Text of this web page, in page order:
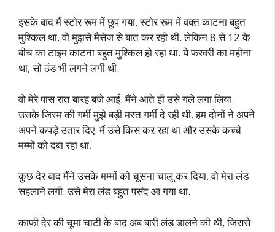
इसके बाद मैं स्टोर रूम में छुप गया. स्टोर रूम में वक्त काटना बहुत
मुश्किल था. वो मुझसे मैसेज से बात कर रही थी. लेकिन 8 से 12 के
बीच का टाइम काटना बहुत मुश्किल हो रहा था. ये फरवरी का महीना
था, सो ठंड भी लगने लगी थी.
वो मेरे पास रात बारह बजे आई. मैंने आते ही उसे गले लगा लिया.
उसके जिस्म की गर्मी मुझे बड़ी मस्त गर्मी दे रही थी. हम दोनों ने अपने
अपने कपड़े उतार दिए. मैं उसे किस कर रहा था और उसके कच्चे
मम्मों को दबा रहा था.
कुछ देर बाद मैंने उसके मम्मों को चूसना चालू कर दिया. वो मेरा लंड
सहलाने लगी. उसे मेरा लंड बहुत पसंद आ गया था.
काफी देर की चूमा चाटी के बाद अब बारी लंड डालने की थी, जिससे